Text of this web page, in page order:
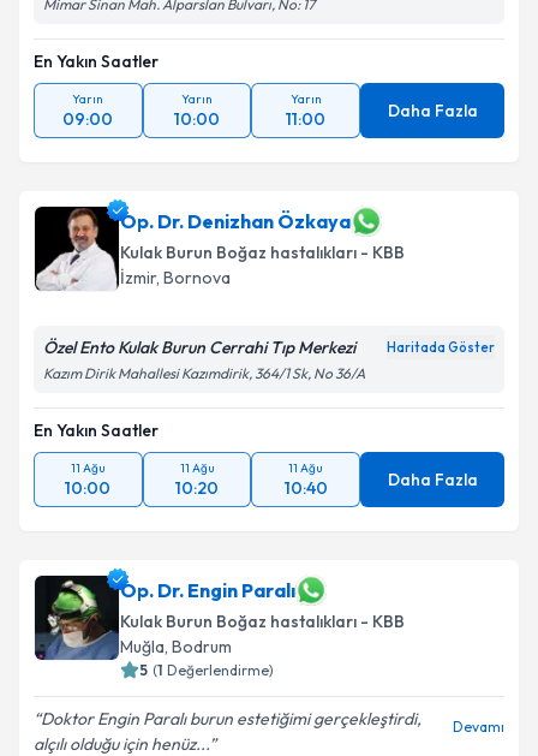
Mimar Sinan Mah. Alparslan Bulvarı, No: 17
En Yakın Saatler
Yarın
09:00
Yarın
10:00
Yarın
11:00 Daha Fazla
Op. Dr. Denizhan Özkaya
Kulak Burun Boğaz hastalıkları - KBB
İzmir, Bornova
Özel Ento Kulak Burun Cerrahi Tıp Merkezi Haritada Göster
Kazım Dirik Mahallesi Kazımdirik, 364/1 Sk, No 36/A
En Yakın Saatler
11 Ağu
10:00
11 Ağu
10:20
11 Ağu
10:40 Daha Fazla
Op. Dr. Engin Paralı
Kulak Burun Boğaz hastalıkları - KBB
Muğla, Bodrum
5 (1 Değerlendirme)
Doktor Engin Paralı burun estetiğimi gerçekleştirdi,
alçılı olduğu için henüz...
Devamı